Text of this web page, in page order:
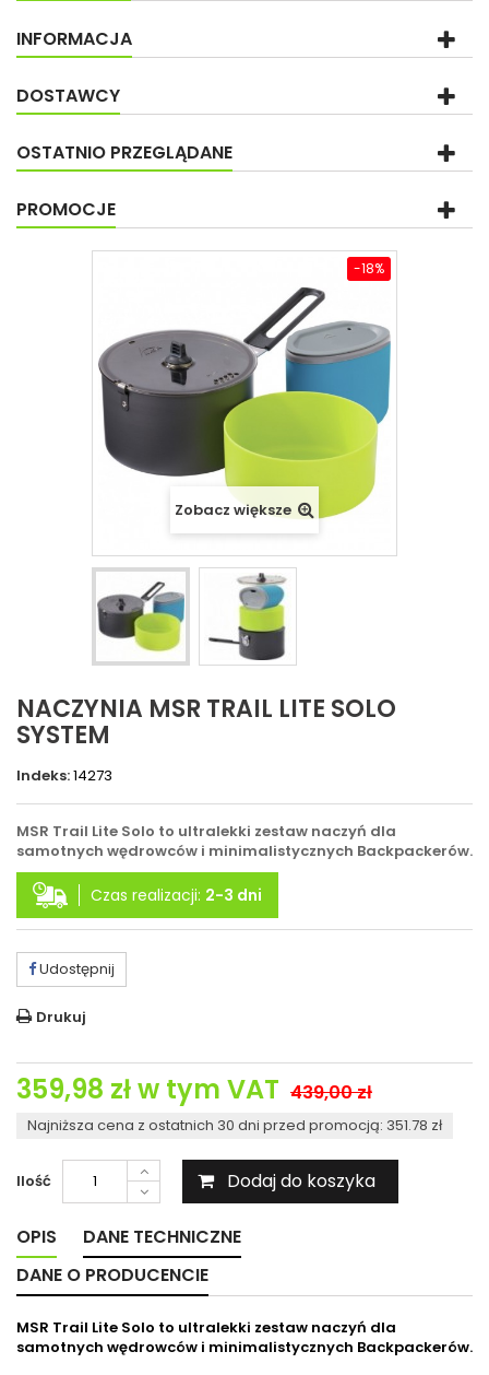
INFORMACJA
DOSTAWCY
OSTATNIO PRZEGLĄDANE
PROMOCJE
-18%
Zobacz większe
NACZYNIA MSR TRAIL LITE SOLO
SYSTEM
Indeks:14273
MSR Trail Lite Solo to ultralekki zestaw naczyń dla
samotnych wędrowców i minimalistycznych Backpackerów.
Czas realizacji: 2-3 dni
Udostępnij
Drukuj
359,98 złw tym VAT 439,00 zł
Najniższa cena z ostatnich 30 dni przed promocją: 351.78 zł
Ilość Dodaj do koszyka
OPIS
DANE TECHNICZNE
DANE O PRODUCENCIE
MSR Trail Lite Solo to ultralekki zestaw naczyń dla
samotnych wędrowców i minimalistycznych Backpackerów.